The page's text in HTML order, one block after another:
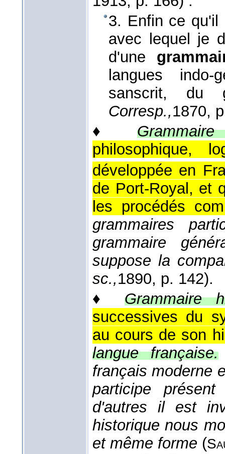
3. Enfin ce qu'il
avec lequel je
d'une
langues
sanscrit,
Corresp.,1870,
♦
philosophique,
développée en
de Port-Royal, et
les procédés
grammaires
grammaire
suppose la
sc.,1890, p. 142).
♦ Grammaire
successives du
au cours de son
langue française.
français moderne
participe
d'autres il est
historique nous
et même forme (